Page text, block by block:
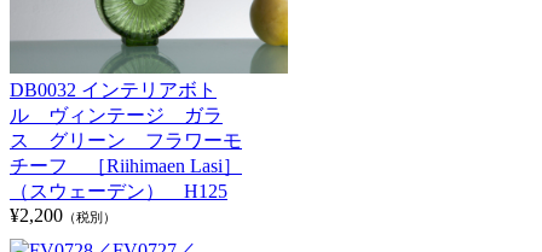
DB0032 インテリアボト
ル ヴィンテージ ガラ
ス グリーン フラワーモ
チーフ ［Riihimaen Lasi］
（スウェーデン） H125
¥2,200 （税別）